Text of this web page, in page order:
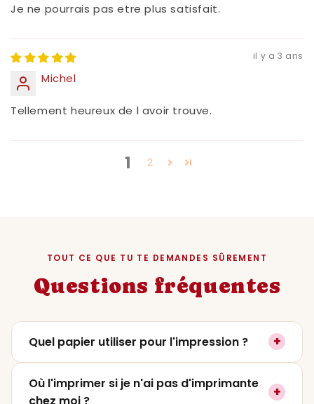
Je ne pourrais pas etre plus satisfait.
il y a 3 ans
Michel
Tellement heureux de l avoir trouve.
1 2
TOUT CE QUE TU TE DEMANDES SÛREMENT
Questions fréquentes
Quel papier utiliser pour l'impression ? +
On recommande un papier mat ou satiné
entre200 et 250g
pour un rendu premium. Le
Où l'imprimer si je n'ai pas d'imprimante
chez moi ?
+